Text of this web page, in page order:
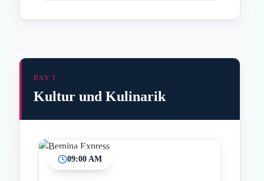
DAY 3
Kultur und Kulinarik
09:00 AM